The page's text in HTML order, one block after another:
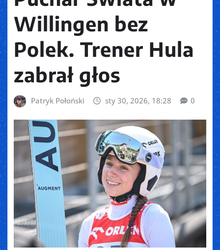
Willingen bez
Polek. Trener Hula
zabrał głos
Patryk Połoński sty 30, 2026, 18:28 0